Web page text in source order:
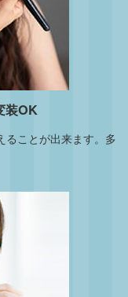
装OK
ることが出来ます。多